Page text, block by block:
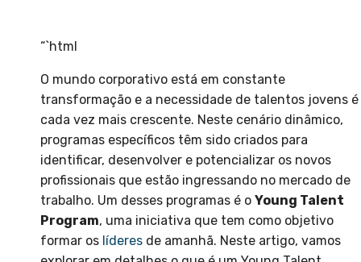
“`html
O mundo corporativo está em constante
transformação e a necessidade de talentos jovens é
cada vez mais crescente. Neste cenário dinâmico,
programas específicos têm sido criados para
identificar, desenvolver e potencializar os novos
profissionais que estão ingressando no mercado de
trabalho. Um desses programas é o Young Talent
Program, uma iniciativa que tem como objetivo
formar os líderes de amanhã. Neste artigo, vamos